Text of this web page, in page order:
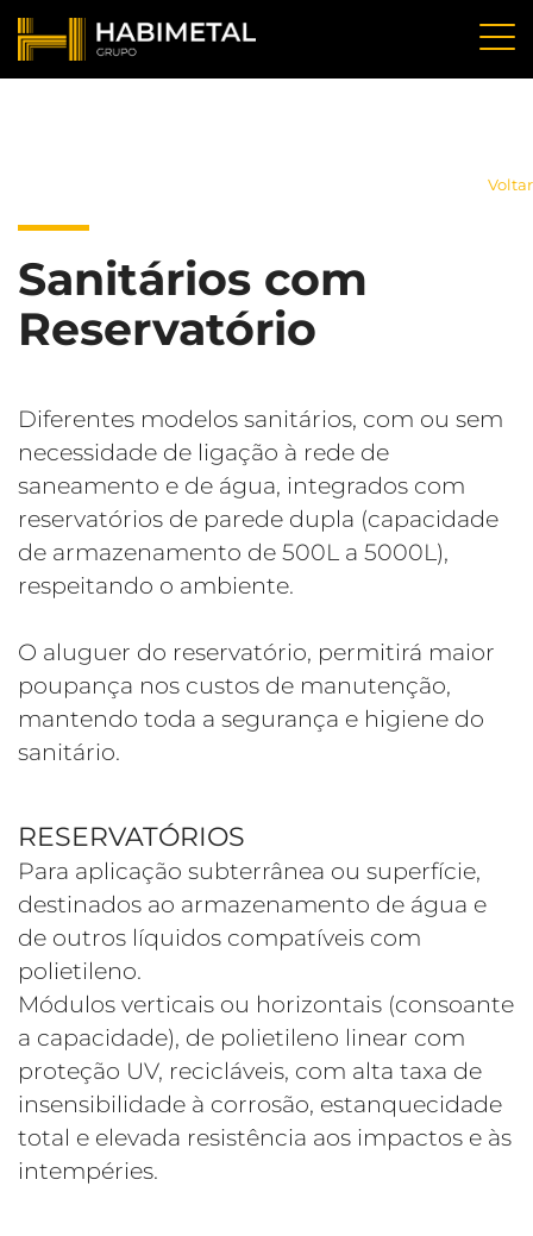
Voltar
Sanitários com
Reservatório
Diferentes modelos sanitários, com ou sem
necessidade de ligação à rede de
saneamento e de água, integrados com
reservatórios de parede dupla (capacidade
de armazenamento de 500L a 5000L),
respeitando o ambiente.
O aluguer do reservatório, permitirá maior
poupança nos custos de manutenção,
mantendo toda a segurança e higiene do
sanitário.
RESERVATÓRIOS
Para aplicação subterrânea ou superfície,
destinados ao armazenamento de água e
de outros líquidos compatíveis com
polietileno.
Módulos verticais ou horizontais (consoante
a capacidade), de polietileno linear com
proteção UV, recicláveis, com alta taxa de
insensibilidade à corrosão, estanquecidade
total e elevada resistência aos impactos e às
intempéries.